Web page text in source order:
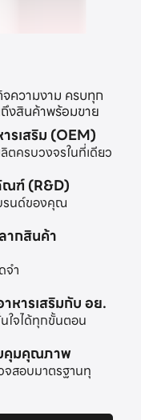
ความงาม ครบทุก
งสินค้าพร้อมขาย
รเสริม (OEM)
ครบวงจรในที่เดียว
ฑ์ (R&D)
รนด์ของคุณ
ากสินค้า
จำ
หารเสริมกับ อย.
ใจได้ทุกขั้นตอน
คุมคุณภาพ
สอบมาตรฐานทุ